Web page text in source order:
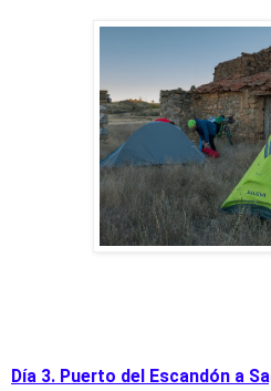
Día 3. Puerto del Escandón a